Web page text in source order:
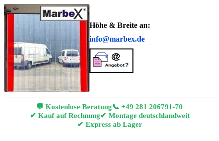
Höhe & Breite an:
info@marbex.de
💬 Kostenlose Beratung📞 +49 281 206791-70
✔ Kauf auf Rechnung✔ Montage deutschlandweit
✔ Express ab Lager